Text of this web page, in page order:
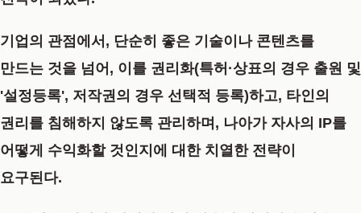
기업의 관점에서, 단순히 좋은 기술이나 콘텐츠를
만드는 것을 넘어, 이를 권리화(특허·상표의 경우 출원 및
'설정등록', 저작권의 경우 선택적 등록)하고, 타인의
권리를 침해하지 않도록 관리하며, 나아가 자사의 IP를
어떻게 수익화할 것인지에 대한 치열한 전략이
요구된다.